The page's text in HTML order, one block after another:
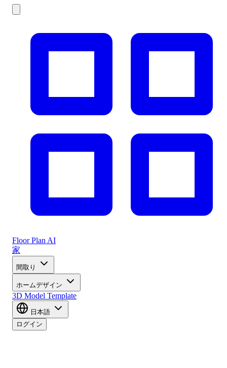
Floor Plan AI
家
間取り
ホームデザイン
3D Model Template
日本語
ログイン